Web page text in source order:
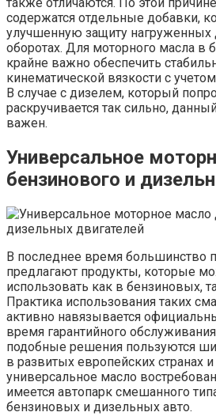
также отличаются. По этой
содержатся отдельные добавки,
улучшенную защиту нагруженных
оборотах. Для моторного масла в
крайне важно обеспечить
кинематической вязкости с
В случае с дизелем, который
раскручивается так сильно,
важен.
Универсальное
бензинового и
В последнее время большинство
предлагают продукты, которые
использовать как в бензиновых,
Практика использования таких
активно навязывается
время гарантийного
подобные решения пользуются
в развитых европейских странах
универсальное масло
имеется автопарк смешанного
бензиновых и дизельных авто.